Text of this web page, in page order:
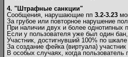
4. "Штрафные санкции"
Сообщения, нарушающие пп 3.2-3.23
За грубое или повторное нарушение
При наличии двух и более однотипных
Если у пользователя уже был один
Участник, достигнувший 100% по
За создание фейка (виртуала)
В особых случаях, когда